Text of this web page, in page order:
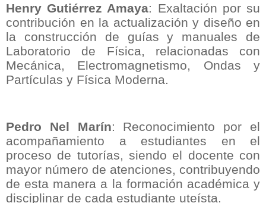
Henry Gutiérrez Amaya: Exaltación por su
contribución en la actualización y diseño en
la construcción de guías y manuales de
Laboratorio de Física, relacionadas con
Mecánica, Electromagnetismo, Ondas y
Partículas y Física Moderna.
Pedro Nel Marín: Reconocimiento por el
acompañamiento a estudiantes en el
proceso de tutorías, siendo el docente con
mayor número de atenciones, contribuyendo
de esta manera a la formación académica y
disciplinar de cada estudiante uteísta.